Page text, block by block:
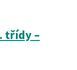
třídy –